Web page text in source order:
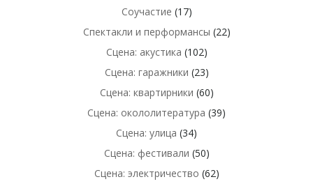
Соучастие (17)
Спектакли и перформансы (22)
Сцена: акустика (102)
Сцена: гаражники (23)
Сцена: квартирники (60)
Сцена: окололитература (39)
Сцена: улица (34)
Сцена: фестивали (50)
Сцена: электричество (62)